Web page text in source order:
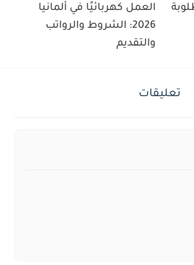
العمل كهربائيًا في ألمانيا
2026: الشروط والرواتب
والتقديم
تعليقات